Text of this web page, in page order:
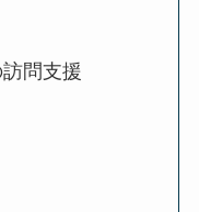
問支援